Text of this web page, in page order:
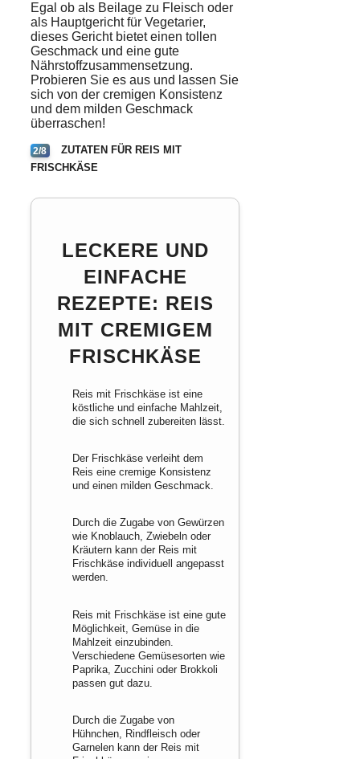
Egal ob als Beilage zu Fleisch oder
als Hauptgericht für Vegetarier,
dieses Gericht bietet einen tollen
Geschmack und eine gute
Nährstoffzusammensetzung.
Probieren Sie es aus und lassen Sie
sich von der cremigen Konsistenz
und dem milden Geschmack
überraschen!
2/8
ZUTATEN FÜR REIS MIT
FRISCHKÄSE
LECKERE UND
EINFACHE
REZEPTE: REIS
MIT CREMIGEM
FRISCHKÄSE
Reis mit Frischkäse ist eine
köstliche und einfache Mahlzeit,
die sich schnell zubereiten lässt.
Der Frischkäse verleiht dem
Reis eine cremige Konsistenz
und einen milden Geschmack.
Durch die Zugabe von Gewürzen
wie Knoblauch, Zwiebeln oder
Kräutern kann der Reis mit
Frischkäse individuell angepasst
werden.
Reis mit Frischkäse ist eine gute
Möglichkeit, Gemüse in die
Mahlzeit einzubinden.
Verschiedene Gemüsesorten wie
Paprika, Zucchini oder Brokkoli
passen gut dazu.
Durch die Zugabe von
Hühnchen, Rindfleisch oder
Garnelen kann der Reis mit